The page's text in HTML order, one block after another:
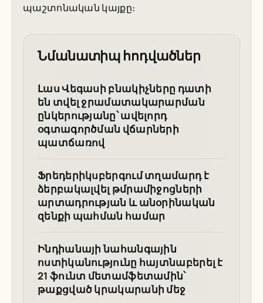
պաշտոնական կայքը։
Նմանատիպ հոդվածներ
Լաս Վեգասի բնակիչները դատի
են տվել ջրամատակարարման
ընկերությանը՝ ավելորդ
օգտագործման վճարների
պատճառով
Ֆրեդերիկսբերգում տղամարդ է
ձերբակալվել թմրամիջոցների
արտադրության և անօրինական
զենքի պահման համար
Ինդիանայի նահանգային
ոստիկանությունը հայտնաբերել է
21 ֆունտ մետամֆետամին՝
թաքցված կրակարանի մեջ